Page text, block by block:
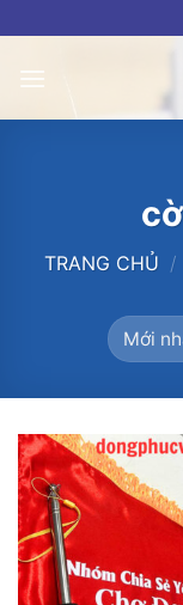
to
content
TRANG CHỦ /